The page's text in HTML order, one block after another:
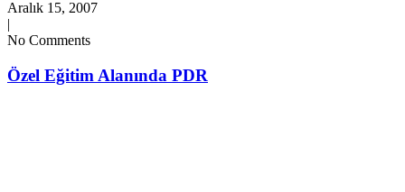
Aralık 15, 2007
|
No Comments
Özel Eğitim Alanında PDR